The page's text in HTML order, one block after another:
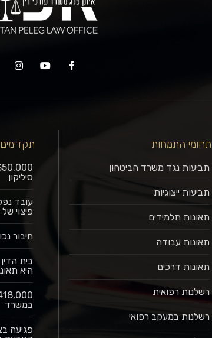
תחומי התמחות
תביעות נגד משרד הביטחון
תביעות ייצוגיות
תאונות תלמידים
תאונות עבודה
תאונות דרכים
רשלנות רפואית
רשלנות במעקב רפואי
סיליקון
פיצוי
חיבור
בית
היא
במשרד
פגיעה